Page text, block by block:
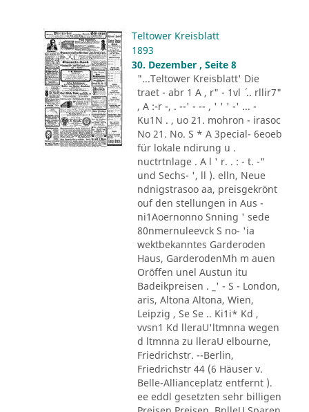
Teltower Kreisblatt
1893
30. Dezember , Seite 8
"...Teltower Kreisblatt' Die
traet - abr 1 A , r" - 1vl ´ .. rllir7"
, A :-r -, . --' - -- , ' ' ' -' ... -
Ku1N . , uo 21. mohron - irasoc
No 21. No. S * A 3pecial- 6eoeb
für lokale ndirung u .
nuctrtnlage . A l ' r. . : - t. -"
und Sechs- ', ll ). elln, Neue
ndnigstrasoo aa, preisgekrönt
ouf den stellungen in Aus -
ni1Aoernonno Snning ' sede
80nmernuleevck S no- 'ia
wektbekanntes Garderoden
Haus, GarderodenMh m auen
Oröffen unel Austun itu
Badeikpreisen . _' - S - London,
aris, Altona Altona, Wien,
Leipzig , Se Se .. Ki1i* Kd ,
vvsn1 Kd lleraU'ltmnna wegen
d ltmnna zu lleraU elbourne,
Friedrichstr. --Berlin,
Friedrichstr 44 (6 Häuser v.
Belle-Allianceplatz entfernt ).
ee eddl gesetzten sehr billigen